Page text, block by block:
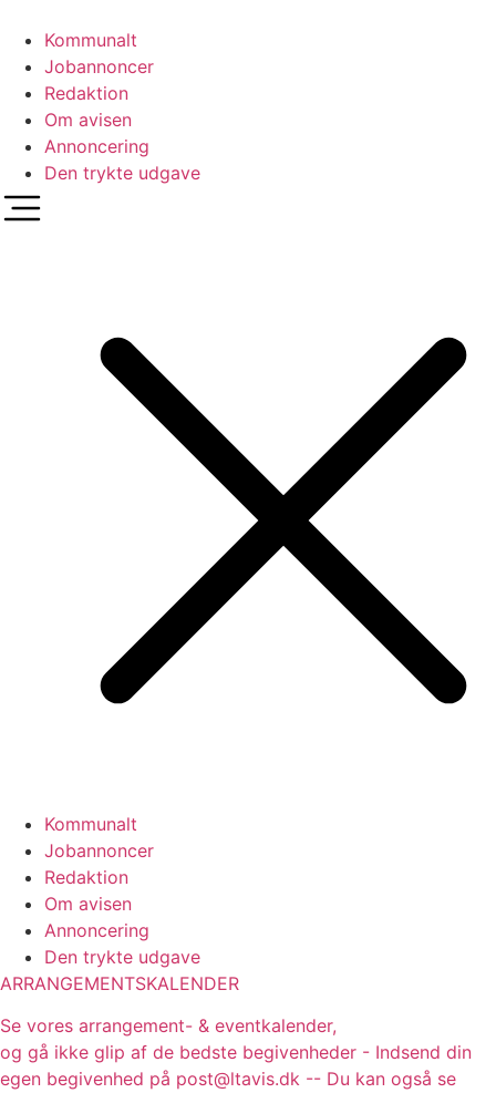
indhold
Kommunalt
Jobannoncer
Redaktion
Om avisen
Annoncering
Den trykte udgave
Kommunalt
Jobannoncer
Redaktion
Om avisen
Annoncering
Den trykte udgave
ARRANGEMENTSKALENDER
Se vores arrangement- & eventkalender,
og gå ikke glip af de bedste begivenheder - Indsend din
egen begivenhed på post@ltavis.dk -- Du kan også se